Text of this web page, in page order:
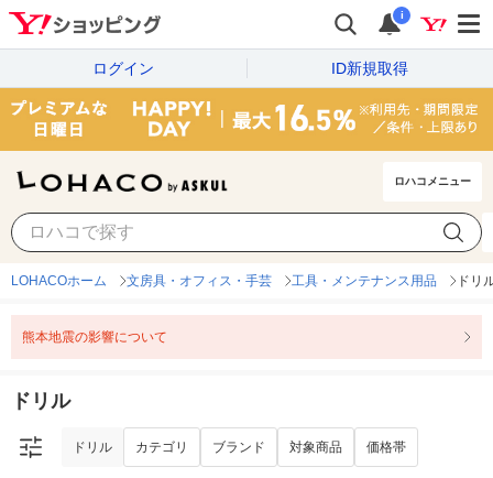
i
ログイン ID新規取得
ロハコメニュー
LOHACOホーム 文房具・オフィス・手芸 工具・メンテナンス用品 ドリ
熊本地震の影響について
ドリル
ドリル カテゴリ ブランド 対象商品 価格帯